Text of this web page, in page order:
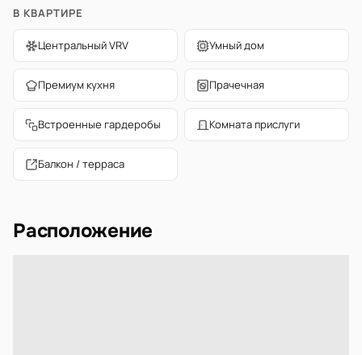
В КВАРТИРЕ
Центральный VRV Умный дом
Премиум кухня Прачечная
Встроенные гардеробы Комната прислуги
Балкон / терраса
Расположение